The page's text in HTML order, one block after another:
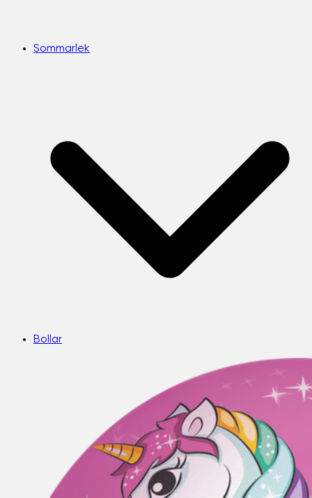
Sommarlek
Bollar